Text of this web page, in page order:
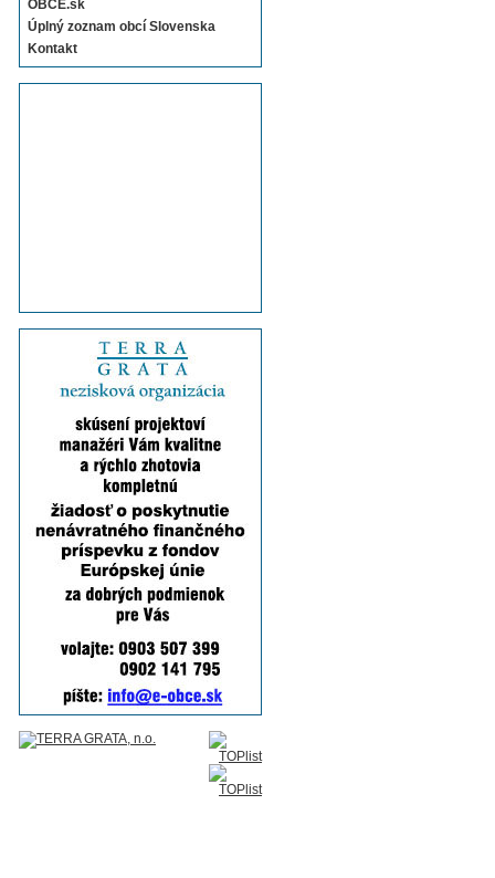
OBCE.sk
Úplný zoznam obcí Slovenska
Kontakt